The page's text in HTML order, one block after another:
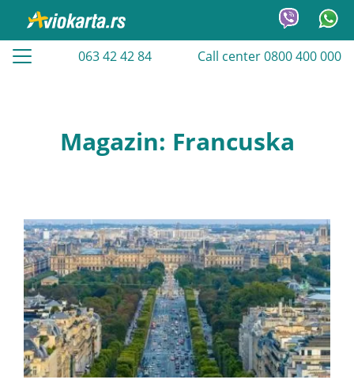
063 42 42 84 Call center 0800 400 000
Magazin: Francuska